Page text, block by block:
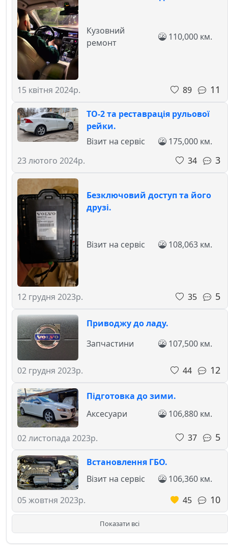
15 квітня 2024р.
Кузовний
ремонт
110,000 км.
89 11
ТО-2 та реставрація рульової
рейки.
23 лютого 2024р.
Візит на сервіс
175,000 км.
34
3
Безключовий доступ та його
друзі.
12 грудня 2023р.
Візит на сервіс 108,063 км.
35 5
Приводжу до ладу.
02 грудня 2023р.
Запчастини 107,500 км.
44 12
Підготовка до зими.
02 листопада 2023р.
Аксесуари 106,880 км.
37 5
Встановлення ГБО.
05 жовтня 2023р.
Візит на сервіс
106,360 км.
45
10
Показати всі